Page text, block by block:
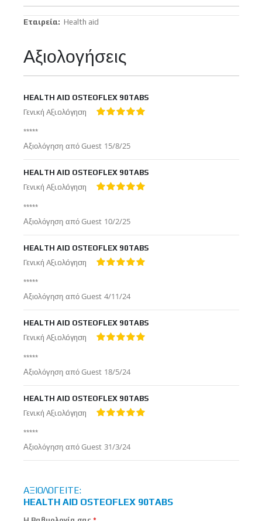
ΠερισσότερεςHealth aid
Αξιολογήσεις
HEALTH AID OSTEOFLEX 90TABS
Γενική Αξιολόγηση
*****
Αξιολόγηση απόGuest Δημοσιεύτηκε
στις
15/8/25
HEALTH AID OSTEOFLEX 90TABS
Γενική Αξιολόγηση
*****
Αξιολόγηση απόGuest Δημοσιεύτηκε
στις
10/2/25
HEALTH AID OSTEOFLEX 90TABS
Γενική Αξιολόγηση
*****
Αξιολόγηση απόGuest Δημοσιεύτηκε
στις
4/11/24
HEALTH AID OSTEOFLEX 90TABS
Γενική Αξιολόγηση
*****
Αξιολόγηση απόGuest Δημοσιεύτηκε
στις
18/5/24
HEALTH AID OSTEOFLEX 90TABS
Γενική Αξιολόγηση
*****
Αξιολόγηση απόGuest Δημοσιεύτηκε
στις
31/3/24
ΑΞΙΟΛΟΓΕΊΤΕ:
HEALTH AID OSTEOFLEX 90TABS